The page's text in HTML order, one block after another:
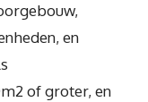
en
of groter, en